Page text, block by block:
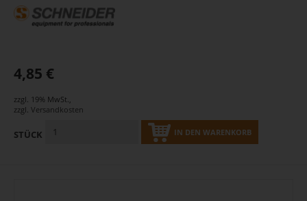
4,85 €
zzgl. 19% MwSt.
zzgl. Versandkosten
STÜCK IN DEN WARENKORB